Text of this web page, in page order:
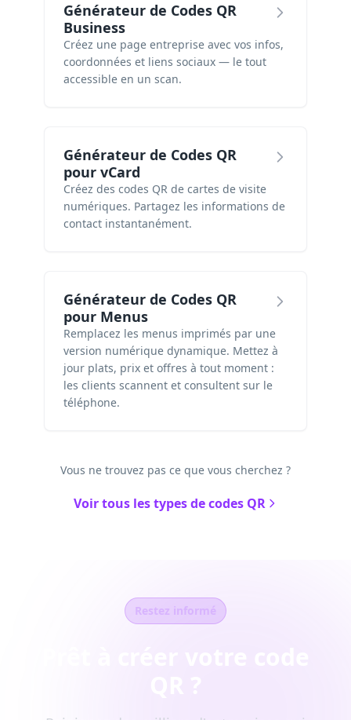
Générateur de Codes QR
Business
Créez une page entreprise avec vos infos,
coordonnées et liens sociaux — le tout
accessible en un scan.
Générateur de Codes QR
pour vCard
Créez des codes QR de cartes de visite
numériques. Partagez les informations de
contact instantanément.
Générateur de Codes QR
pour Menus
Remplacez les menus imprimés par une
version numérique dynamique. Mettez à
jour plats, prix et offres à tout moment :
les clients scannent et consultent sur le
téléphone.
Vous ne trouvez pas ce que vous cherchez ?
Voir tous les types de codes QR
Restez informé